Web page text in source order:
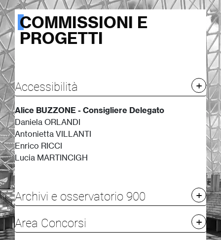
COMMISSIONI E
PROGETTI
Accessibilità
Alice BUZZONE - Consigliere Delegato
Daniela ORLANDI
Antonietta VILLANTI
Enrico RICCI
Lucia MARTINCIGH
Archivi e osservatorio 900
Area Concorsi